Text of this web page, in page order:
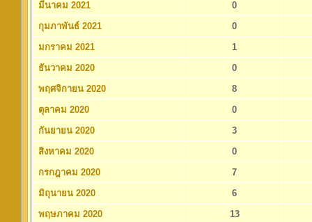
มีนาคม 2021
0
กุมภาพันธ์ 2021
0
มกราคม 2021
1
ธันวาคม 2020
0
พฤศจิกายน 2020
8
ตุลาคม 2020
0
กันยายน 2020
3
สิงหาคม 2020
0
กรกฎาคม 2020
7
มิถุนายน 2020
6
พฤษภาคม 2020
13